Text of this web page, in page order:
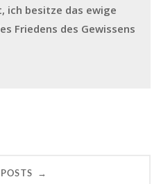
ich besitze das ewige
Friedens des Gewissens
→